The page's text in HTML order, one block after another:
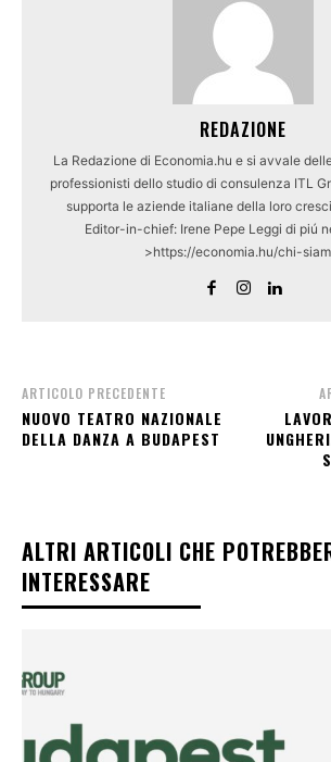
REDAZIONE
La Redazione di Economia.hu e si avvale
professionisti dello studio di consulenza ITL
supporta le aziende italiane della loro
Editor-in-chief: Irene Pepe Leggi di piú
>https://economia.hu/chi-
ARTICOLO PRECEDENTE
NUOVO TEATRO NAZIONALE
DELLA DANZA A BUDAPEST
ALTRI ARTICOLI CHE
INTERESSARE